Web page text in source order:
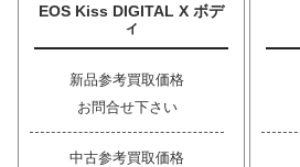
EOS Kiss DIGITAL X ボデ
ィ
新品参考買取価格
お問合せ下さい
中古参考買取価格